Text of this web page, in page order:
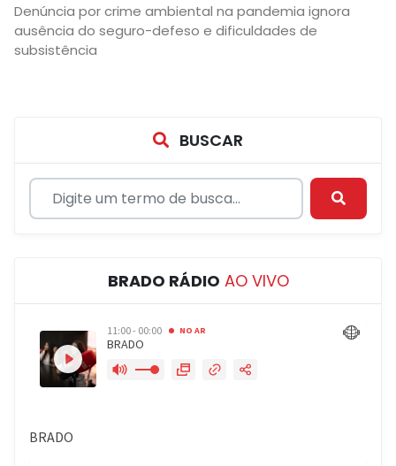
Denúncia por crime ambiental na pandemia ignora
ausência do seguro-defeso e dificuldades de
subsistência
BUSCAR
BRADO RÁDIO AO VIVO